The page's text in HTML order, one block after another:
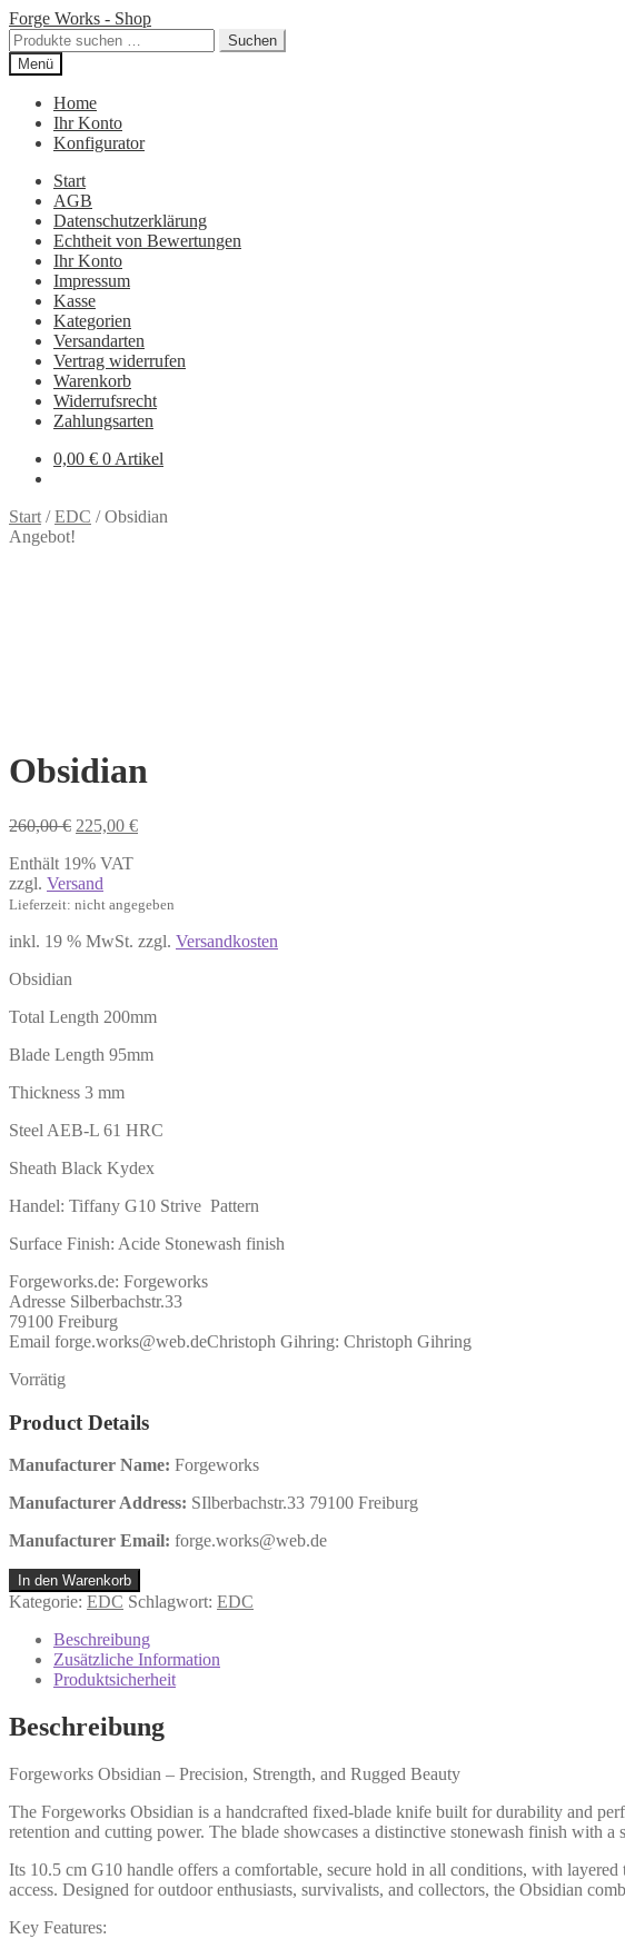
Zur
Navigation
springen
Zum
Inhalt
springen
Forge Works - Shop
Suchen
nach:
Suchen
Menü
Home
Ihr Konto
Konfigurator
Start
AGB
Datenschutzerklärung
Echtheit von Bewertungen
Ihr Konto
Impressum
Kasse
Kategorien
Versandarten
Vertrag widerrufen
Warenkorb
Widerrufsrecht
Zahlungsarten
0,00 € 0 Artikel
Start /EDC /Obsidian
Angebot!
Obsidian
260,00€ Ursprünglicher
war:
260,00 €
225,00 €Aktueller
Enthält 19% VAT
zzgl. Versand
Lieferzeit: nicht angegeben
inkl. 19 % MwSt. zzgl. Versandkosten
Obsidian
Total Length 200mm
Blade Length 95mm
Thickness 3 mm
Steel AEB-L 61 HRC
Sheath Black Kydex
Handel: Tiffany G10 Strive Pattern
Surface Finish: Acide Stonewash finish
Forgeworks.de: Forgeworks
Adresse Silberbachstr.33
79100 Freiburg
Email forge.works@web.deChristoph Gihring: Christoph Gihring
Vorrätig
Product Details
Manufacturer Name: Forgeworks
Manufacturer Address: SIlberbachstr.33 79100 Freiburg
Manufacturer Email: forge.works@web.de
Obsidian
Menge
In den Warenkorb
Kategorie: EDC Schlagwort: EDC
Beschreibung
Zusätzliche Information
Produktsicherheit
Beschreibung
Forgeworks Obsidian – Precision, Strength, and Rugged Beauty
The Forgeworks Obsidian is a handcrafted fixed-blade knife built for durability and
retention and cutting power. The blade showcases a distinctive stonewash finish with
Its 10.5 cm G10 handle offers a comfortable, secure hold in all conditions, with
access. Designed for outdoor enthusiasts, survivalists, and collectors, the Obsidian
Key Features: